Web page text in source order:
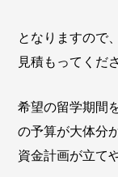
となりますので
見積もってくだ
希望の留学期間
の予算が大体分
資金計画が立て